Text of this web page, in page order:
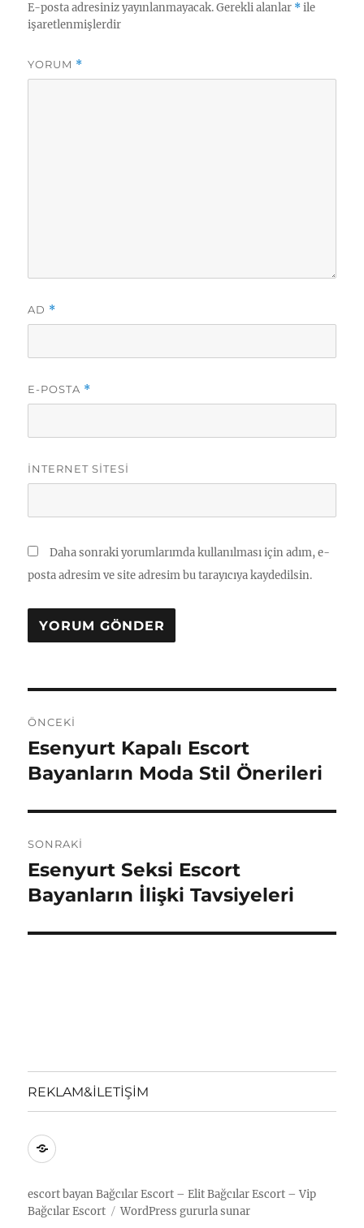
E-posta adresiniz yayınlanmayacak. Gerekli alanlar *ile
işaretlenmişlerdir
YORUM *
AD *
E-POSTA *
İNTERNET SITESI
Daha sonraki yorumlarımda kullanılması için adım, e-
posta adresim ve site adresim bu tarayıcıya kaydedilsin.
gezinmesi
ÖNCEKI
Önceki
yazı:
Esenyurt Kapalı Escort
Bayanların Moda Stil Önerileri
SONRAKI
Sonraki
yazı:
Esenyurt Seksi Escort
Bayanların İlişki Tavsiyeleri
REKLAM&İLETİŞİM
REKLAM&İLETİŞİM
escort bayan Bağcılar Escort – Elit Bağcılar Escort – Vip
Bağcılar Escort
WordPress gururla sunar